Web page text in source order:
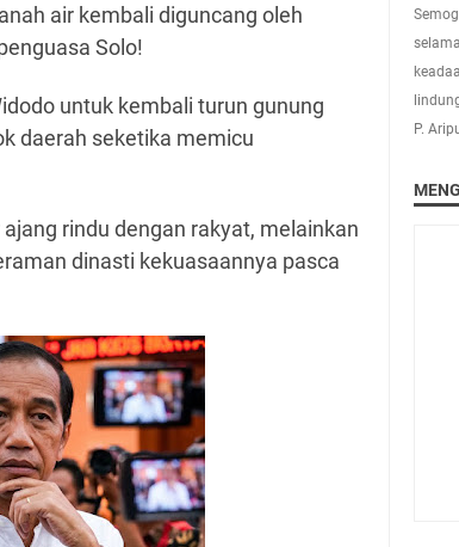
air kembali diguncang oleh
Solo!
untuk kembali turun gunung
daerah seketika memicu
rindu dengan rakyat, melainkan
dinasti kekuasaannya pasca
P.